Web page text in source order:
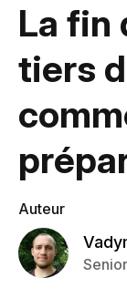
La fin
tiers
Auteur